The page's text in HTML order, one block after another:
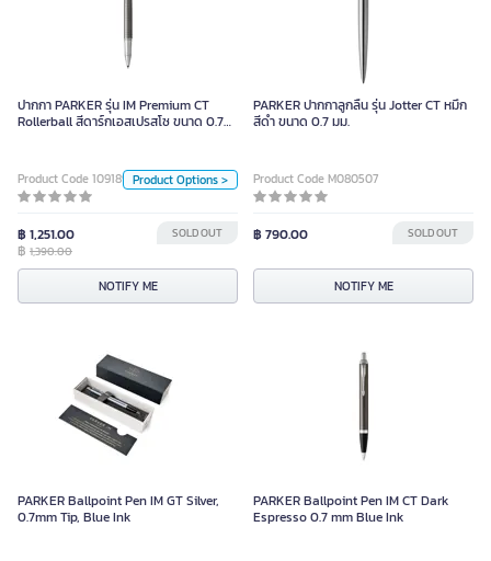
ปากกา PARKER รุ่น IM Premium CT
Rollerball สีดาร์กเอสเปรสโซ ขนาด 0.7
Product Code 1091899Product Options >
฿ 1,251.00
฿ 1,390.00
SOLD OUT
NOTIFY ME
Rollerball สีดาร์กเอสเปรสโซ ขนาด
1,390.00
Blue
เอสเปรสโซ่เข้ม
น้ำเงินเทา
PARKER ปากกาลูกลื่น รุ่น Jotter CT หมึก
สีดำ ขนาด 0.7 มม.
Product Code M080507
฿ 790.00 SOLD OUT
NOTIFY ME
PARKER Ballpoint Pen IM GT Silver,
0.7mm Tip, Blue Ink
PARKER Ballpoint Pen IM GT
Silver, 0.7mm Tip, Blue Ink
Color
PARKER Ballpoint Pen IM CT Dark
Espresso 0.7 mm Blue Ink